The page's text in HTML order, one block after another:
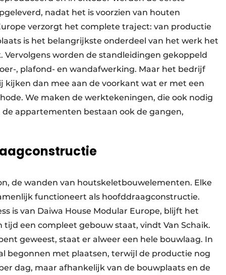
nadat het is voorzien van houten
verzorgt het complete traject: van productie
is het belangrijkste onderdeel van het werk het
worden de standleidingen gekoppeld
, plafond- en wandafwerking. Maar het bedrijf
kijken dan mee aan de voorkant wat er met een
We maken de werktekeningen, die ook nodig
appartementen bestaan ook de gangen,
de wanden van houtskeletbouwelementen. Elke
functioneert als hoofddraagconstructie.
is van Daiwa House Modular Europe, blijft het
een compleet gebouw staat, vindt Van Schaik.
geweest, staat er alweer een hele bouwlaag. In
begonnen met plaatsen, terwijl de productie nog
dag, maar afhankelijk van de bouwplaats en de